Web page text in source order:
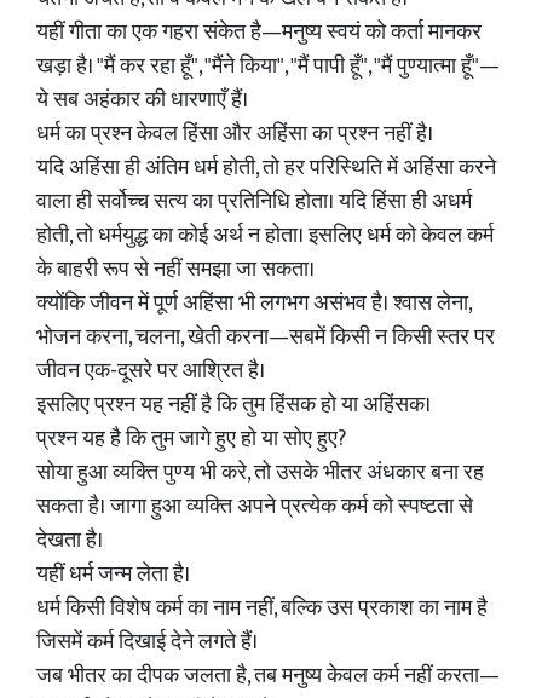
यहीं गीता का एक गहरा संकेत है—मनुष्य स्वयं को कर्ता मानकर
खड़ा है। "मैं कर रहा हूँ", "मैंने किया", "मैं पापी हूँ", "मैं पुण्यात्मा हूँ"—
ये सब अहंकार की धारणाएँ हैं।
धर्म का प्रश्न केवल हिंसा और अहिंसा का प्रश्न नहीं है।
यदि अहिंसा ही अंतिम धर्म होती, तो हर परिस्थिति में अहिंसा करने
वाला ही सर्वोच्च सत्य का प्रतिनिधि होता। यदि हिंसा ही अधर्म
होती, तो धर्मयुद्ध का कोई अर्थ न होता। इसलिए धर्म को केवल कर्म
के बाहरी रूप से नहीं समझा जा सकता।
क्योंकि जीवन में पूर्ण अहिंसा भी लगभग असंभव है। श्वास लेना,
भोजन करना, चलना, खेती करना—सबमें किसी न किसी स्तर पर
जीवन एक-दूसरे पर आश्रित है।
इसलिए प्रश्न यह नहीं है कि तुम हिंसक हो या अहिंसक।
प्रश्न यह है कि तुम जागे हुए हो या सोए हुए?
सोया हुआ व्यक्ति पुण्य भी करे, तो उसके भीतर अंधकार बना रह
सकता है। जागा हुआ व्यक्ति अपने प्रत्येक कर्म को स्पष्टता से
देखता है।
यहीं धर्म जन्म लेता है।
धर्म किसी विशेष कर्म का नाम नहीं, बल्कि उस प्रकाश का नाम है
जिसमें कर्म दिखाई देने लगते हैं।
जब भीतर का दीपक जलता है, तब मनुष्य केवल कर्म नहीं करता—